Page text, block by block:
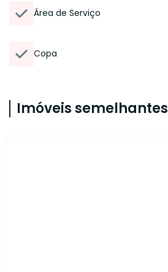
Área de Serviço
Copa
Imóveis semelhantes